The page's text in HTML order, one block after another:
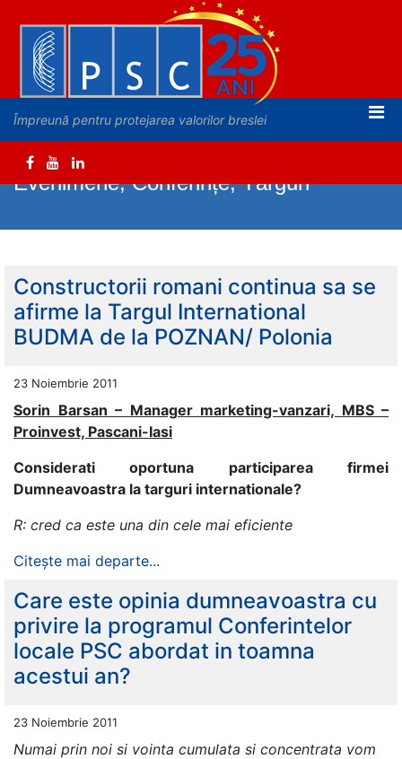
Împreună pentru protejarea valorilor breslei
Evenimene, Conferințe, Târguri
Constructorii romani continua sa se
afirme la Targul International
BUDMA de la POZNAN/ Polonia
23 Noiembrie 2011
Sorin Barsan – Manager marketing-vanzari, MBS –
Proinvest, Pascani-Iasi
Considerati oportuna participarea firmei
Dumneavoastra la targuri internationale?
R: cred ca este una din cele mai eficiente
Citește mai departe...
Care este opinia dumneavoastra cu
privire la programul Conferintelor
locale PSC abordat in toamna
acestui an?
23 Noiembrie 2011
Numai prin noi si vointa cumulata si concentrata vom